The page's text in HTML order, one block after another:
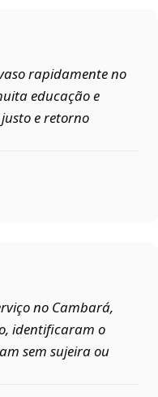
rapidamente no
educação e
e retorno
no Cambará,
identificaram o
sem sujeira ou